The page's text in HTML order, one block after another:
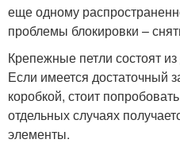
еще одному
проблемы блокировки –
Крепежные петли состоят
Если имеется достаточный
коробкой, стоит
отдельных случаях
элементы.